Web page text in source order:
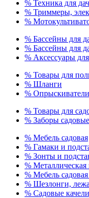
% Техника для
% Триммеры,
%
% Бассейны для
% Бассейны для
% Аксессуары
% Товары для
% Шланги
%
% Товары для
% Заборы садовые
% Мебель садовая
% Гамаки и
% Зонты и
%
% Мебель
% Шезлонги,
% Садовые